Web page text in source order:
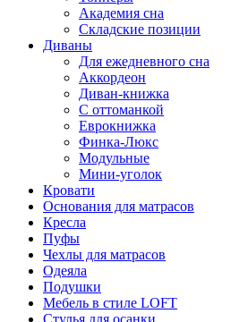
Академия сна
Складские позиции
Диваны
Для ежедневного сна
Аккордеон
Диван-книжка
С оттоманкой
Еврокнижка
Финка-Люкс
Модульные
Мини-уголок
Кровати
Основания для матрасов
Кресла
Пуфы
Чехлы для матрасов
Одеяла
Подушки
Мебель в стиле LOFT
Стулья для осанки